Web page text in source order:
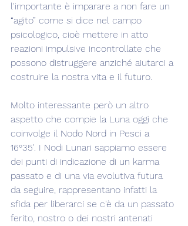
l'importante è imparare a non fare un
“agito” come si dice nel campo
psicologico, cioè mettere in atto
reazioni impulsive incontrollate che
possono distruggere anziché aiutarci a
costruire la nostra vita e il futuro.
Molto interessante però un altro
aspetto che compie la Luna oggi che
coinvolge il Nodo Nord in Pesci a
16°35'. I Nodi Lunari sappiamo essere
dei punti di indicazione di un karma
passato e di una via evolutiva futura
da seguire, rappresentano infatti la
sfida per liberarci se c'è da un passato
ferito, nostro o dei nostri antenati